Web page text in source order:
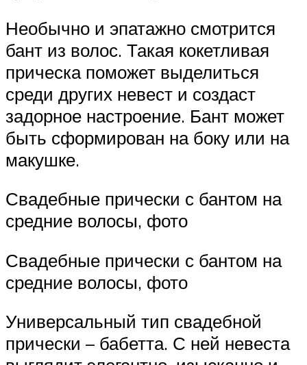
Необычно и эпатажно смотрится
бант из волос. Такая кокетливая
прическа поможет выделиться
среди других невест и создаст
задорное настроение. Бант может
быть сформирован на боку или на
макушке.
Свадебные прически с бантом на
средние волосы, фото
Свадебные прически с бантом на
средние волосы, фото
Универсальный тип свадебной
прически – бабетта. С ней невеста